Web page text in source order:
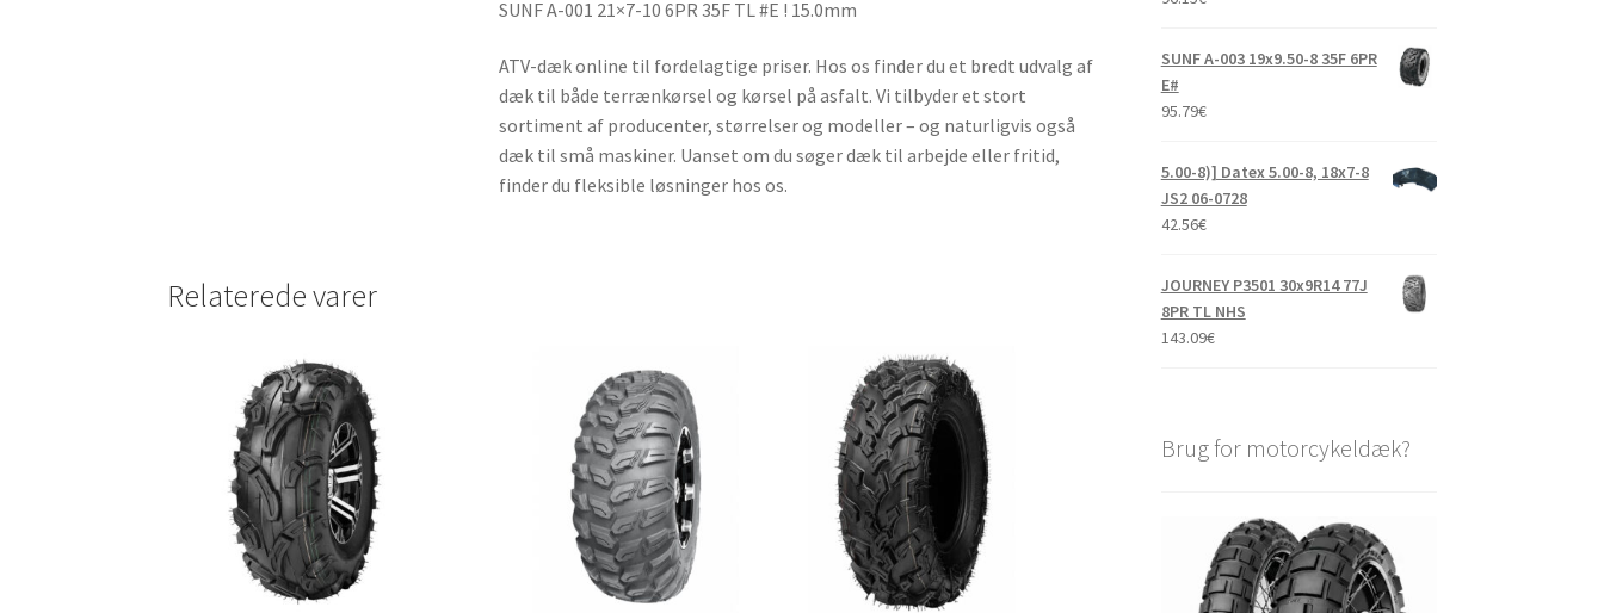
SUNF A-001 21×7-10 6PR 35F TL #E ! 15.0mm
ATV-dæk online til fordelagtige priser. Hos os finder du et bredt udvalg af
dæk til både terrænkørsel og kørsel på asfalt. Vi tilbyder et stort
sortiment af producenter, størrelser og modeller – og naturligvis også
dæk til små maskiner. Uanset om du søger dæk til arbejde eller fritid,
finder du fleksible løsninger hos os.
Relaterede varer
SUNF A-003 19x9.50-8 35F 6PR
E#
95.79€
5.00-8)] Datex 5.00-8, 18x7-8
JS2 06-0728
42.56€
JOURNEY P3501 30x9R14 77J
8PR TL NHS
143.09€
Brug for motorcykeldæk?